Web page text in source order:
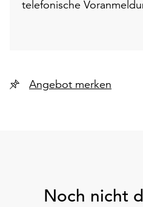
telefonische
Angebot merken
Noch nicht